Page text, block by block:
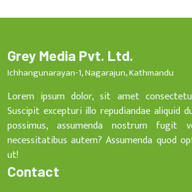
Grey Media Pvt. Ltd.
Ichhangunarayan-1, Nagarajun, Kathmandu
Lorem ipsum dolor, sit amet
Suscipit excepturi illo repudiandae aliquid
possimus, assumenda nostrum fugit
necessitatibus autem? Assumenda quod
ut!
Contact